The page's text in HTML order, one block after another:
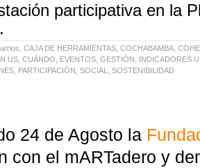
participativa en la
CAJA DE HERRAMIENTAS COCHABAMBA
US CUÁNDO EVENTOS GESTIÓN
INDICADORES
PARTICIPACIÓN SOCIAL SOSTENIBILIDAD
24 de Agosto la
con el mARTadero y